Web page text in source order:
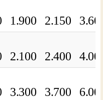
1.900 2.150
2.100 2.400
3.300 3.700